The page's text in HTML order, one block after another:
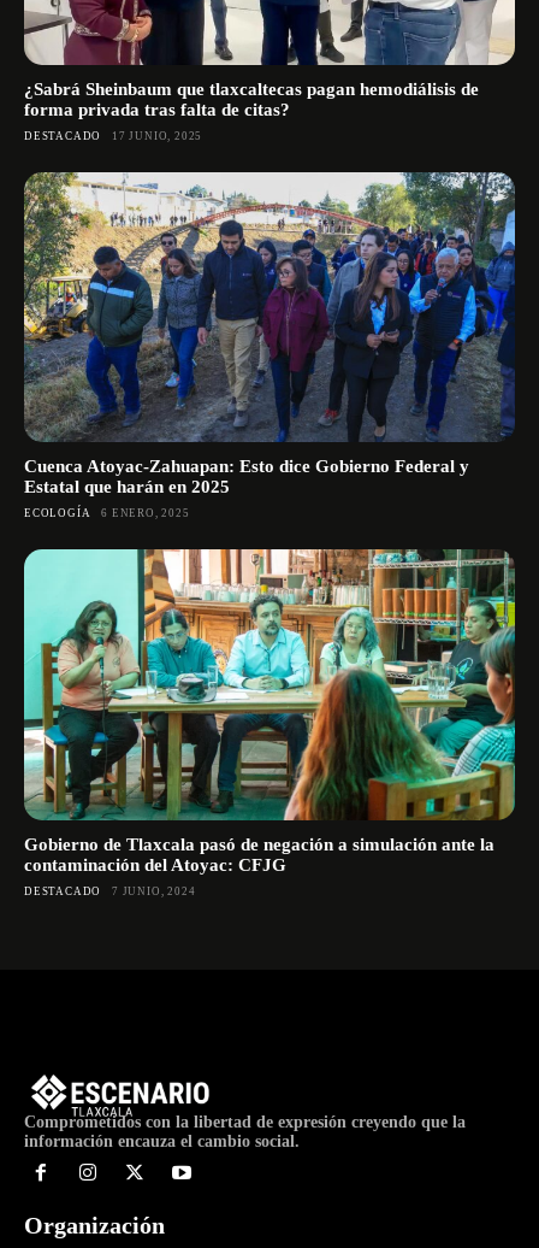
¿Sabrá Sheinbaum que tlaxcaltecas pagan hemodiálisis de
forma privada tras falta de citas?
DESTACADO 17 JUNIO, 2025
Cuenca Atoyac-Zahuapan: Esto dice Gobierno Federal y
Estatal que harán en 2025
ECOLOGÍA 6 ENERO, 2025
Gobierno de Tlaxcala pasó de negación a simulación ante la
contaminación del Atoyac: CFJG
DESTACADO 7 JUNIO, 2024
Comprometidos con la libertad de expresión creyendo que la
información encauza el cambio social.
Organización